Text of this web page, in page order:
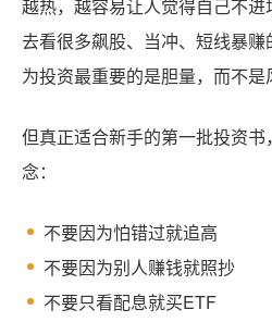
越热，越容易让人觉得自己不
去看很多飙股、当冲、短线暴
为投资最重要的是胆量，而不是
但真正适合新手的第一批投资
念：
不要因为怕错过就追高
不要因为别人赚钱就照抄
不要只看配息就买ETF